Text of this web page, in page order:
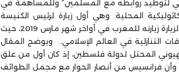
أبو ظبي لتوطيد روابطه مع المسلمين” وللمساهمة في
المحلية. وهي أول زيارة لرئيس الكنيسة
الكاثوليكية في الجزيرة العربية. وأنه ستسبق هذه الزيارة زيارته للمغرب في أواخر شهر مارس 2019، حيث
التنازلية في العالم الإسلامي.. ويوضح المقال
المحتل لدولة فلسطين، إذ كان أول من علق
وأن فرانسيس من أنصار الحوار مع مجمل الطوائف